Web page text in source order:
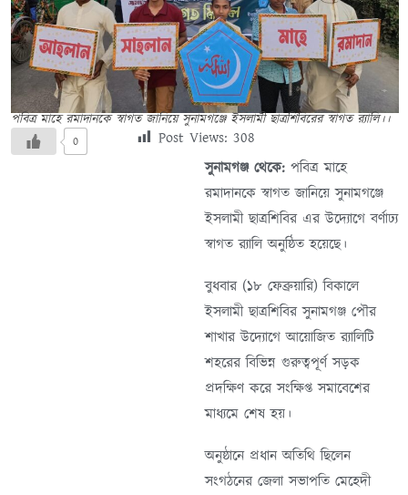
পবিত্র মাহে রমাদানকে স্বাগত জানিয়ে সুনামগঞ্জে ইসলামী ছাত্রশিবিরের স্বাগত র‍্যালি।।
0 Post Views: 308
সুনামগঞ্জ থেকে: পবিত্র মাহে
রমাদানকে স্বাগত জানিয়ে সুনামগঞ্জে
ইসলামী ছাত্রশিবির এর উদ্যোগে বর্ণাঢ্য
স্বাগত র‌্যালি অনুষ্ঠিত হয়েছে।
বুধবার (১৮ ফেব্রুয়ারি) বিকালে
ইসলামী ছাত্রশিবির সুনামগঞ্জ পৌর
শাখার উদ্যোগে আয়োজিত র‌্যালিটি
শহরের বিভিন্ন গুরুত্বপূর্ণ সড়ক
প্রদক্ষিণ করে সংক্ষিপ্ত সমাবেশের
মাধ্যমে শেষ হয়।
অনুষ্ঠানে প্রধান অতিথি ছিলেন
সংগঠনের জেলা সভাপতি মেহেদী